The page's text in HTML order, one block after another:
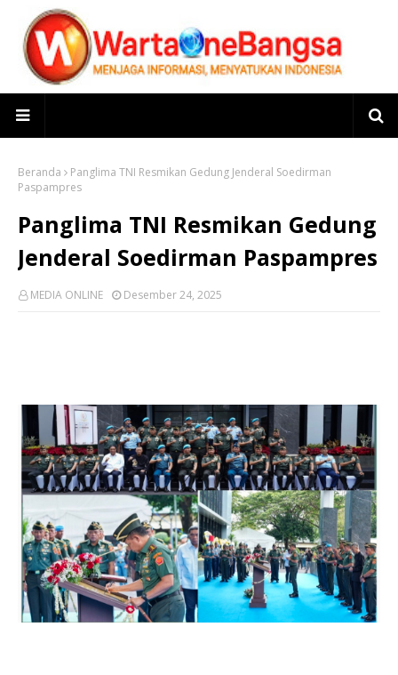
Beranda
Panglima TNI Resmikan Gedung Jenderal Soedirman
Paspampres
Panglima TNI Resmikan Gedung
Jenderal Soedirman Paspampres
MEDIA ONLINE Desember 24, 2025